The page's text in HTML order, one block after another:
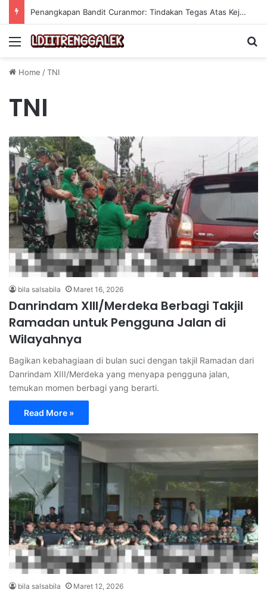
Penangkapan Bandit Curanmor: Tindakan Tegas Atas Kejahatan Sepeda Motor
Menu
Home /TNI
TNI
bila salsabila Maret 16, 2026
Danrindam XIII/Merdeka Berbagi Takjil
Ramadan untuk Pengguna Jalan di
Wilayahnya
Bagikan kebahagiaan di bulan suci dengan takjil Ramadan dari
Danrindam XIII/Merdeka yang menyapa pengguna jalan,
temukan momen berbagi yang berarti.
Read More »
bila salsabila Maret 12, 2026